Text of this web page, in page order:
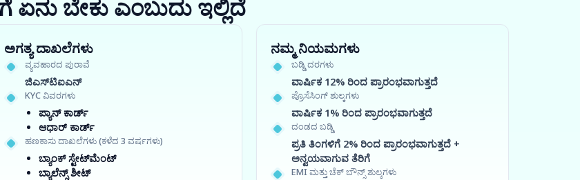
ಏನು ಬೇಕು ಎಂಬುದು ಇಲ್ಲಿದೆ
ಅಗತ್ಯ ದಾಖಲೆಗಳು
ವ್ಯವಹಾರದ ಪುರಾವೆ
ಜಿಎಸ್‍ಟಿಐಎನ್
KYC ವಿವರಗಳು
ಪ್ಯಾನ್ ಕಾರ್ಡ್
ಆಧಾರ್ ಕಾರ್ಡ್
ಹಣಕಾಸು ದಾಖಲೆಗಳು (ಕಳೆದ 3 ವರ್ಷಗಳು)
ಬ್ಯಾಂಕ್ ಸ್ಟೇಟ್‌ಮೆಂಟ್
ಬ್ಯಾಲೆನ್ಸ್ ಶೀಟ್
ನಮ್ಮ ನಿಯಮಗಳು
ಬಡ್ಡಿ ದರಗಳು
ವಾರ್ಷಿಕ 12% ರಿಂದ ಪ್ರಾರಂಭವಾಗುತ್ತದೆ
ಪ್ರೊಸೆಸಿಂಗ್ ಶುಲ್ಕಗಳು
ವಾರ್ಷಿಕ 1% ರಿಂದ ಪ್ರಾರಂಭವಾಗುತ್ತದೆ
ದಂಡದ ಬಡ್ಡಿ
ಪ್ರತಿ ತಿಂಗಳಿಗೆ 2% ರಿಂದ ಪ್ರಾರಂಭವಾಗುತ್ತದೆ +
ಅನ್ವಯವಾಗುವ ತೆರಿಗೆ
EMI ಮತ್ತು ಚೆಕ್ ಬೌನ್ಸ್ ಶುಲ್ಕಗಳು